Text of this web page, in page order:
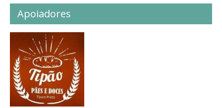
Apoiadores